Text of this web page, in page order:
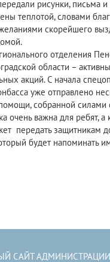
рисунки, письма и
теплотой, словами
скорейшего
отделения
области –
акций. С начала
уже отправлено
собранной силами
очень важна для ребят, а
передать защитникам
будет напоминать
САЙТ АДМИНИСТРАЦИИ